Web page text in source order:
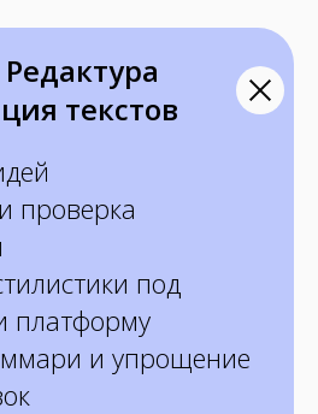
текстов
проверка
под
платформу
и упрощение